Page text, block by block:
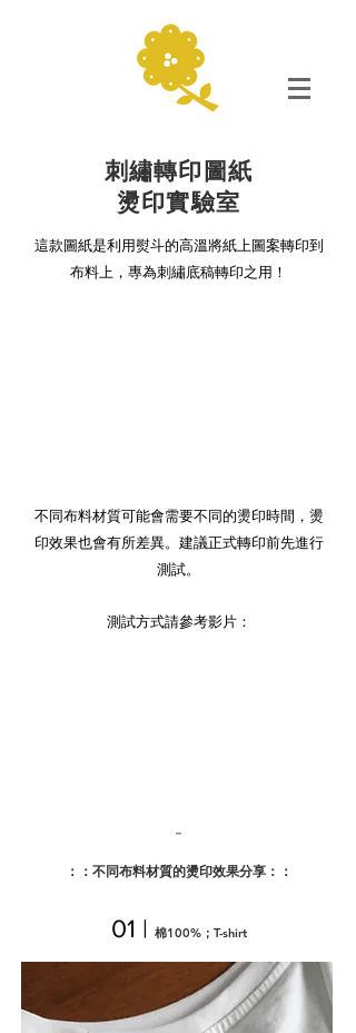
刺繡轉印圖紙
燙印實驗室
這款圖紙是利用熨斗的高溫將紙上圖案轉印到
布料上，專為刺繡底稿轉印之用！
不同布料材質可能會需要不同的燙印時間，燙
印效果也會有所差異。建議正式轉印前先進行
測試。
測試方式請參考影片：
－
：：不同布料材質的燙印效果分享：：
01 | 棉100%；T-shirt